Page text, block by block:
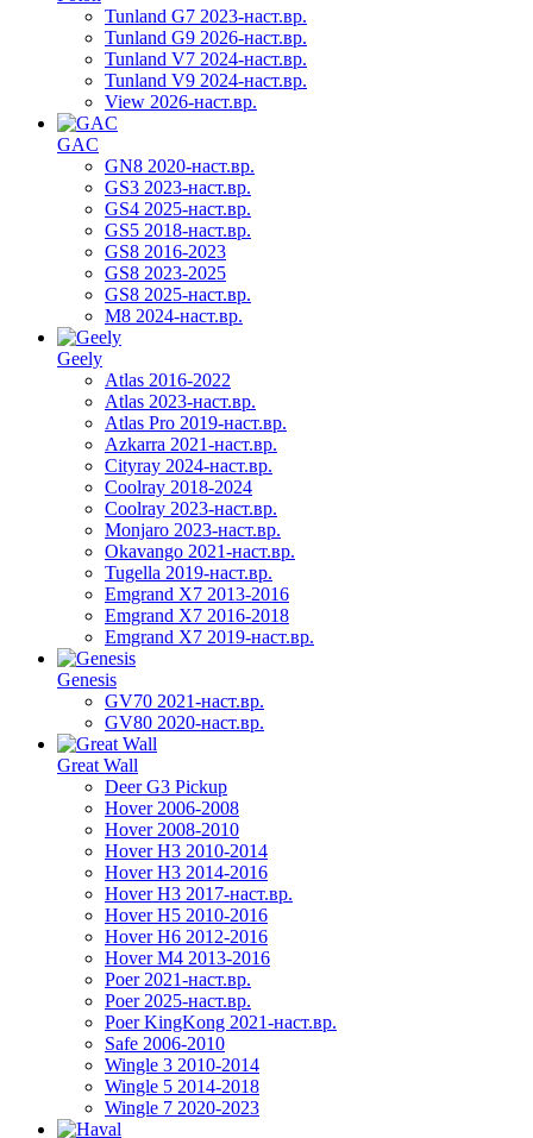
Tunland G7 2023-наст.вр.
Tunland G9 2026-наст.вр.
Tunland V7 2024-наст.вр.
Tunland V9 2024-наст.вр.
View 2026-наст.вр.
GAC
GN8 2020-наст.вр.
GS3 2023-наст.вр.
GS4 2025-наст.вр.
GS5 2018-наст.вр.
GS8 2016-2023
GS8 2023-2025
GS8 2025-наст.вр.
M8 2024-наст.вр.
Geely
Atlas 2016-2022
Atlas 2023-наст.вр.
Atlas Pro 2019-наст.вр.
Azkarra 2021-наст.вр.
Cityray 2024-наст.вр.
Coolray 2018-2024
Coolray 2023-наст.вр.
Monjaro 2023-наст.вр.
Okavango 2021-наст.вр.
Tugella 2019-наст.вр.
Emgrand Х7 2013-2016
Emgrand X7 2016-2018
Emgrand X7 2019-наст.вр.
Genesis
GV70 2021-наст.вр.
GV80 2020-наст.вр.
Great Wall
Deer G3 Pickup
Hover 2006-2008
Hover 2008-2010
Hover H3 2010-2014
Hover H3 2014-2016
Hover H3 2017-наст.вр.
Hover H5 2010-2016
Hover H6 2012-2016
Hover M4 2013-2016
Poer 2021-наст.вр.
Poer 2025-наст.вр.
Poer KingKong 2021-наст.вр.
Safe 2006-2010
Wingle 3 2010-2014
Wingle 5 2014-2018
Wingle 7 2020-2023